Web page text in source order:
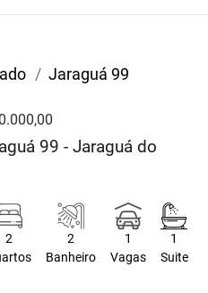
Jaraguá 99
99 - Jaraguá do
2
2
Banheiro
1
Vagas
1
Suite